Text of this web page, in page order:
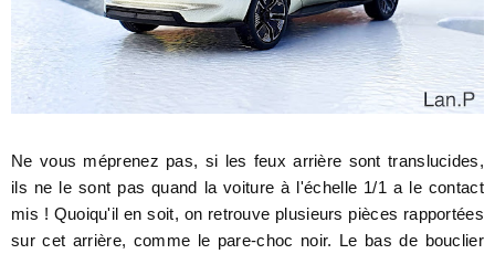
Ne vous méprenez pas, si les feux arrière sont translucides,
ils ne le sont pas quand la voiture à l'échelle 1/1 a le contact
mis ! Quoiqu'il en soit, on retrouve plusieurs pièces rapportées
sur cet arrière, comme le pare-choc noir. Le bas de bouclier